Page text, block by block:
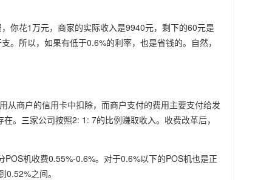
你花1万元，商家的实际收入是9940元，剩下的60元是
所以，如果有低于0.6%的利率，也是省钱的。自然，
从商户的信用卡中扣除，而商户支付的费用主要支付给发
。三家公司按照2: 1: 7的比例赚取收入。收费改革后，
机收费0.55%-0.6%。对于0.6%以下的POS机也是正
之间。